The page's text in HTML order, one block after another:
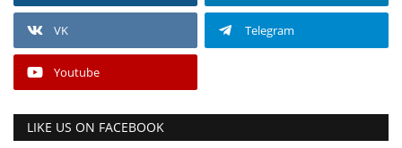
VK Telegram
Youtube
LIKE US ON FACEBOOK